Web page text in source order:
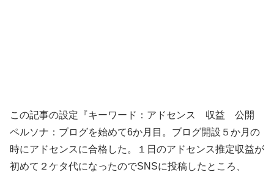
この記事の設定『キーワード：アドセンス 収益 公開
ペルソナ：ブログを始めて6か月目。ブログ開設５か月の
時にアドセンスに合格した。１日のアドセンス推定収益が
初めて２ケタ代になったのでSNSに投稿したところ、